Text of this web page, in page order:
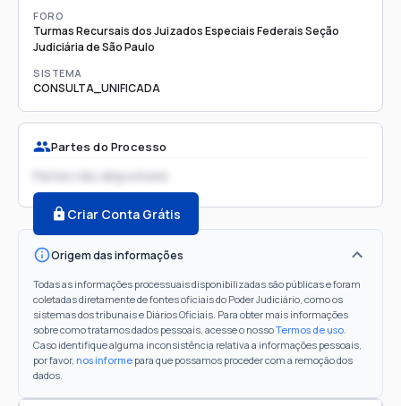
FORO
Turmas Recursais dos Juizados Especiais Federais Seção
Judiciária de São Paulo
SISTEMA
CONSULTA_UNIFICADA
Partes do Processo
Partes não disponíveis
Criar Conta Grátis
Origem das informações
Todas as informações processuais disponibilizadas são públicas e foram
coletadas diretamente de fontes oficiais do Poder Judiciário, como os
sistemas dos tribunais e Diários Oficiais. Para obter mais informações
sobre como tratamos dados pessoais, acesse o nossoTermos de uso.
Caso identifique alguma inconsistência relativa a informações pessoais,
por favor, nos informe para que possamos proceder com a remoção dos
dados.